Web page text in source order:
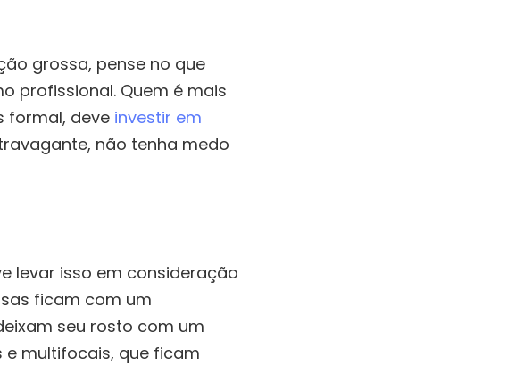
grossa, pense no que
profissional. Quem é mais
formal, deve investir em
não tenha medo
levar isso em consideração
ficam com um
seu rosto com um
e multifocais, que ficam